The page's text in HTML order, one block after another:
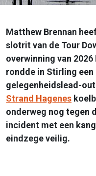
Matthew Brennan
slotrit van de Tour
overwinning van
rondde in Stirling
gelegenheidslead-out
Strand Hagenes
onderweg nog tegen
incident met een
eindzege veilig.